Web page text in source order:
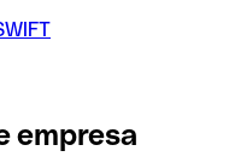
empresa